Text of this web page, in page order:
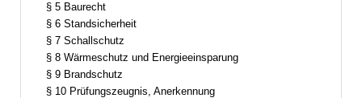
§ 5 Baurecht
§ 6 Standsicherheit
§ 7 Schallschutz
§ 8 Wärmeschutz und Energieeinsparung
§ 9 Brandschutz
§ 10 Prüfungszeugnis, Anerkennung